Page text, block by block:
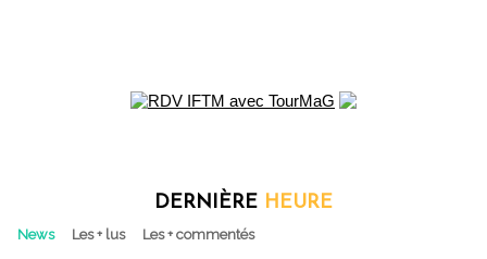
DERNIÈRE HEURE
News Les + lus Les + commentés